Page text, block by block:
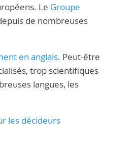
Le Groupe
de nombreuses
en anglais. Peut-être
trop scientifiques
langues, les
les décideurs